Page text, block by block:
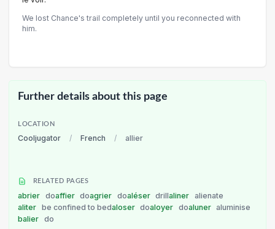
We lost Chance's trail completely until you reconnected with
him.
Further details about this page
LOCATION
Cooljugator / French / allier
RELATED PAGES
abrier doaffier doagrier doaléser drillaliner alienate
aliter be confined to bedaloser doaloyer doaluner aluminise
balier do